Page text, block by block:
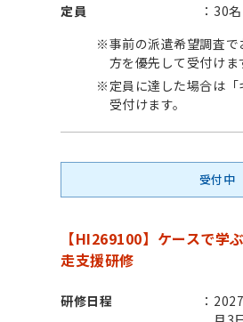
定員
30名
※事前の派遣希望調査
方を優先して受付けま
※ 定員に達した場合は
受付けます。
受付中
【HI269100】ケースで学
走支援研修
研修日程